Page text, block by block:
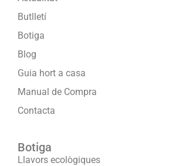
Butlletí
Botiga
Blog
Guia hort a casa
Manual de Compra
Contacta
Botiga
Llavors ecològiques